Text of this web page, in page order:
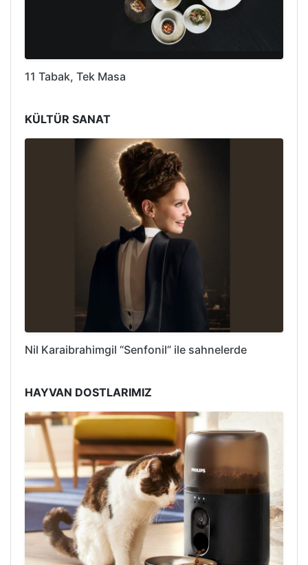
11 Tabak, Tek Masa
KÜLTÜR SANAT
Nil Karaibrahimgil “Senfonil” ile sahnelerde
HAYVAN DOSTLARIMIZ